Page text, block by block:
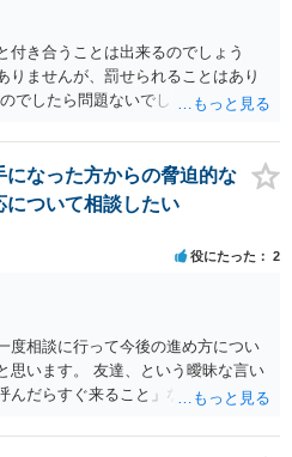
付き合うことは出来るのでしょう
りませんが、罰せられることはあり
でしたら問題ないでしょう
なった方からの脅迫的な
について相談したい
役にたった 2
度相談に行って今後の進め方につい
思います。 友達、という曖昧な言い
んだらすぐ来ること」などと条件を
います。